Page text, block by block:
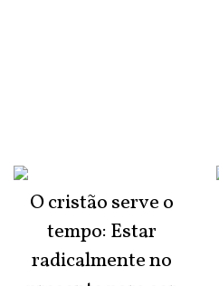
O cristão serve o
tempo: Estar
radicalmente no